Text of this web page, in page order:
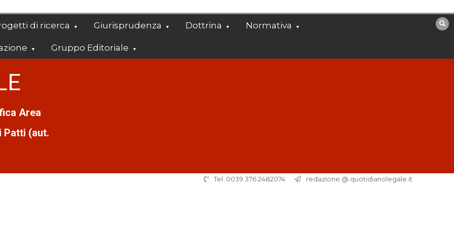
di ricerca Giurisprudenza Dottrina Normativa
Gruppo Editoriale
Area
Patti (aut.
Tel. 0039 376 2482074 redazione @ quotidianolegale.it